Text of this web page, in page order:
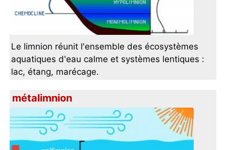
Le limnion réunit l'ensemble des écosystèmes
aquatiques d'eau calme et systèmes lentiques :
lac, étang, marécage.
métalimnion